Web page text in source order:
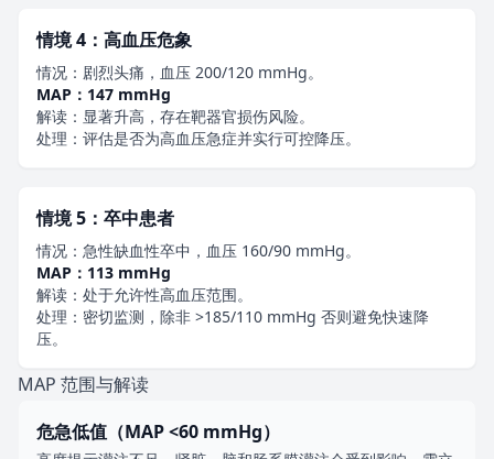
情境 4：高血压危象
情况：剧烈头痛，血压 200/120 mmHg。
MAP：147 mmHg
解读：显著升高，存在靶器官损伤风险。
处理：评估是否为高血压急症并实行可控降压。
情境 5：卒中患者
情况：急性缺血性卒中，血压 160/90 mmHg。
MAP：113 mmHg
解读：处于允许性高血压范围。
处理：密切监测，除非 >185/110 mmHg 否则避免快速降
压。
MAP 范围与解读
危急低值（MAP <60 mmHg）